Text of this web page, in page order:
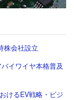
会社設立
イワイヤ本格普及
けるEV戦略・ビジ